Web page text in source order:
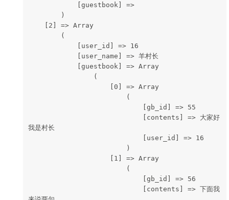
[guestbook] =>
)
[2] => Array
(
[user_id] => 16
[user_name] => 羊村长
[guestbook] => Array
(
[0] => Array
(
[gb_id] => 55
[contents] => 大家好
我是村长
[user_id] => 16
)
[1] => Array
(
[gb_id] => 56
[contents] => 下面我